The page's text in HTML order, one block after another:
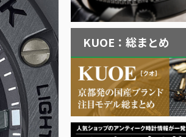
KUOE：総まとめ